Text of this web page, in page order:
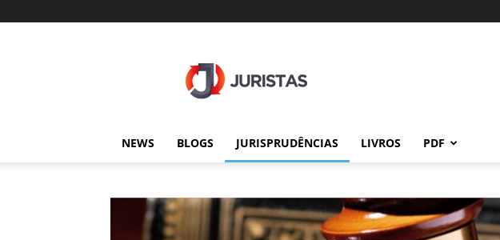
NEWS BLOGS JURISPRUDÊNCIAS LIVROS PDF